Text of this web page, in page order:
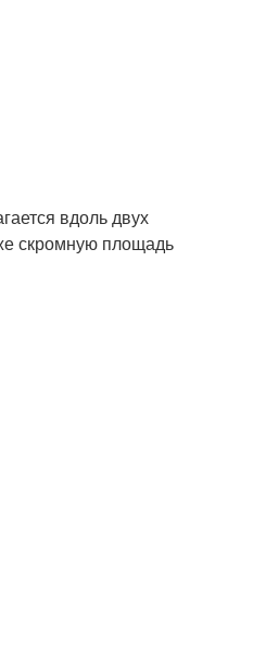
вдоль двух
скромную площадь